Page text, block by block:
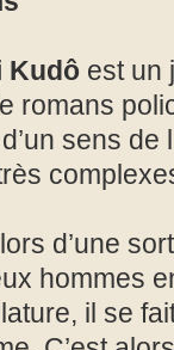
Kudô est un
romans
sens
d’une
hommes
il se